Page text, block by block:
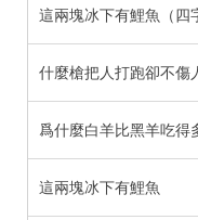
這兩塊冰下有鯉魚（四
什麼槍把人打跑卻不傷
爲什麼白羊比黑羊吃得
這兩塊冰下有鯉魚